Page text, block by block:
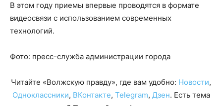
В этом году приемы впервые проводятся в формате
видеосвязи с использованием современных
технологий.
Фото: пресс-служба администрации города
Читайте «Волжскую правду», где вам удобно: Новости,
Одноклассники, ВКонтакте, Telegram, Дзен. Есть тема